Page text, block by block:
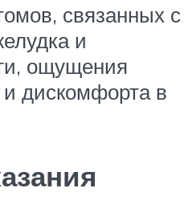
связанных с
и
ощущения
и дискомфорта в